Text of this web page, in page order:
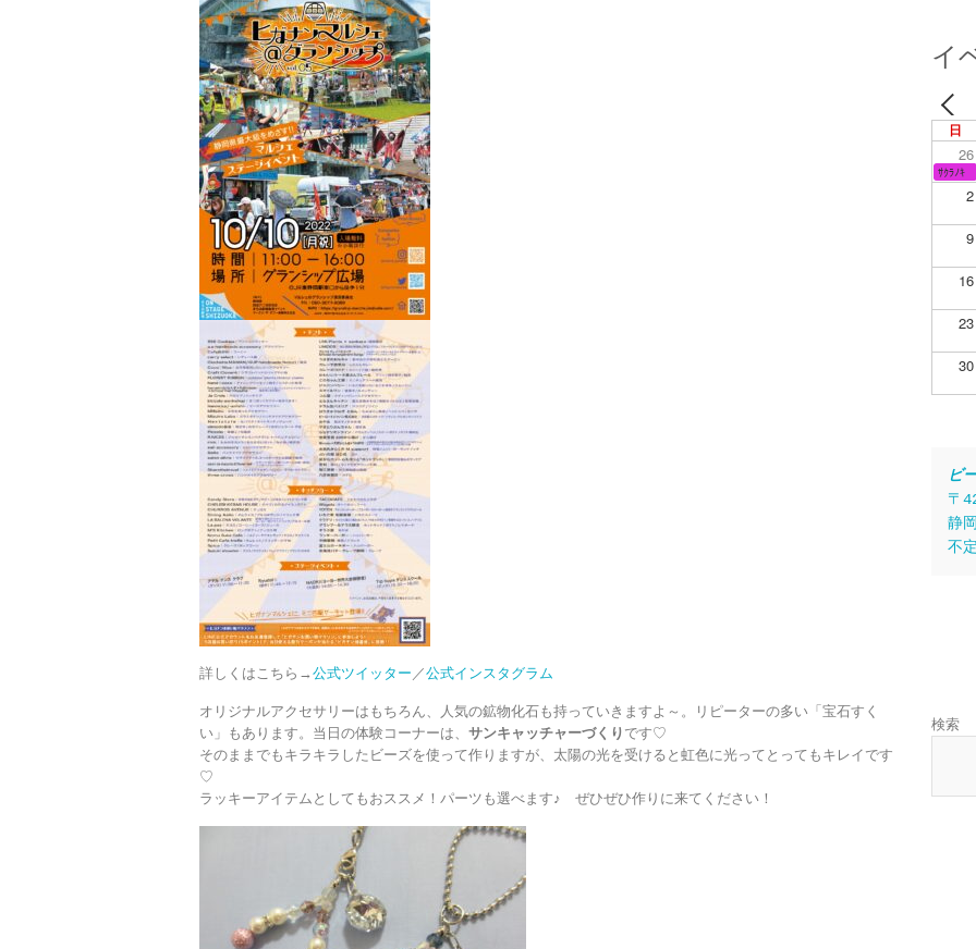
詳しくはこちら→公式ツイッター／公式インスタグラム
オリジナルアクセサリーはもちろん、人気の鉱物化石も持っていきますよ～。リピーターの多い「宝石すく
い」もあります。当日の体験コーナーは、 サンキャッチャーづくりです♡
そのままでもキラキラしたビーズを使って作りますが、太陽の光を受けると虹色に光ってとってもキレイです
♡
ラッキーアイテムとしてもおススメ！パーツも選べます♪ ぜひぜひ作りに来てください！
イ
日
26
ｻｸﾗﾉｷ
2
9
16
23
30
ビ
〒
静
不
検索